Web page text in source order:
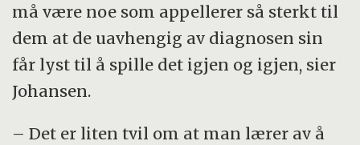
må være noe som appellerer så sterkt til
dem at de uavhengig av diagnosen sin
får lyst til å spille det igjen og igjen, sier
Johansen.
– Det er liten tvil om at man lærer av å